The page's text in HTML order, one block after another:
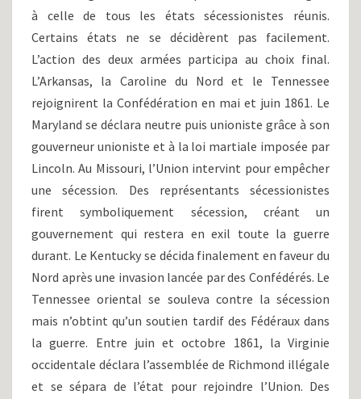
à celle de tous les états sécessionistes réunis.
Certains états ne se décidèrent pas facilement.
L’action des deux armées participa au choix final.
L’Arkansas, la Caroline du Nord et le Tennessee
rejoignirent la Confédération en mai et juin 1861. Le
Maryland se déclara neutre puis unioniste grâce à son
gouverneur unioniste et à la loi martiale imposée par
Lincoln. Au Missouri, l’Union intervint pour empêcher
une sécession. Des représentants sécessionistes
firent symboliquement sécession, créant un
gouvernement qui restera en exil toute la guerre
durant. Le Kentucky se décida finalement en faveur du
Nord après une invasion lancée par des Confédérés. Le
Tennessee oriental se souleva contre la sécession
mais n’obtint qu’un soutien tardif des Fédéraux dans
la guerre. Entre juin et octobre 1861, la Virginie
occidentale déclara l’assemblée de Richmond illégale
et se sépara de l’état pour rejoindre l’Union. Des